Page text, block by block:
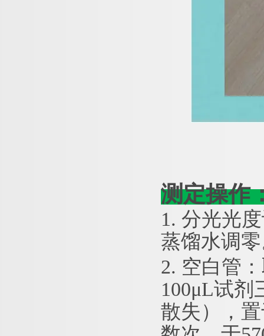
测定操作
1. 分光光
蒸馏水调
2. 空白管
100μL试剂
散失），